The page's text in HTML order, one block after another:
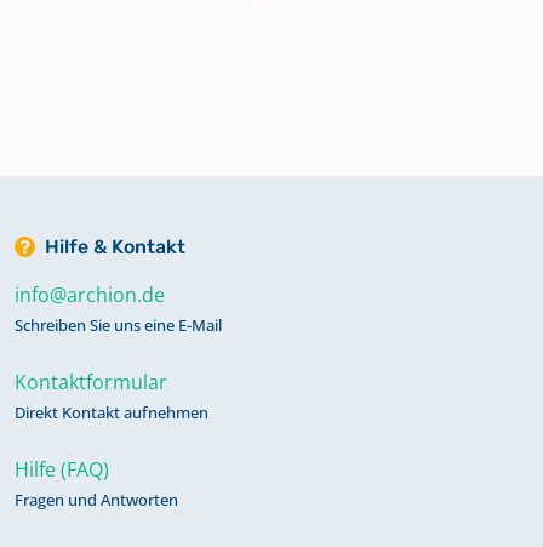
Hilfe & Kontakt
info@archion.de
Schreiben Sie uns eine E-Mail
Kontaktformular
Direkt Kontakt aufnehmen
Hilfe (FAQ)
Fragen und Antworten